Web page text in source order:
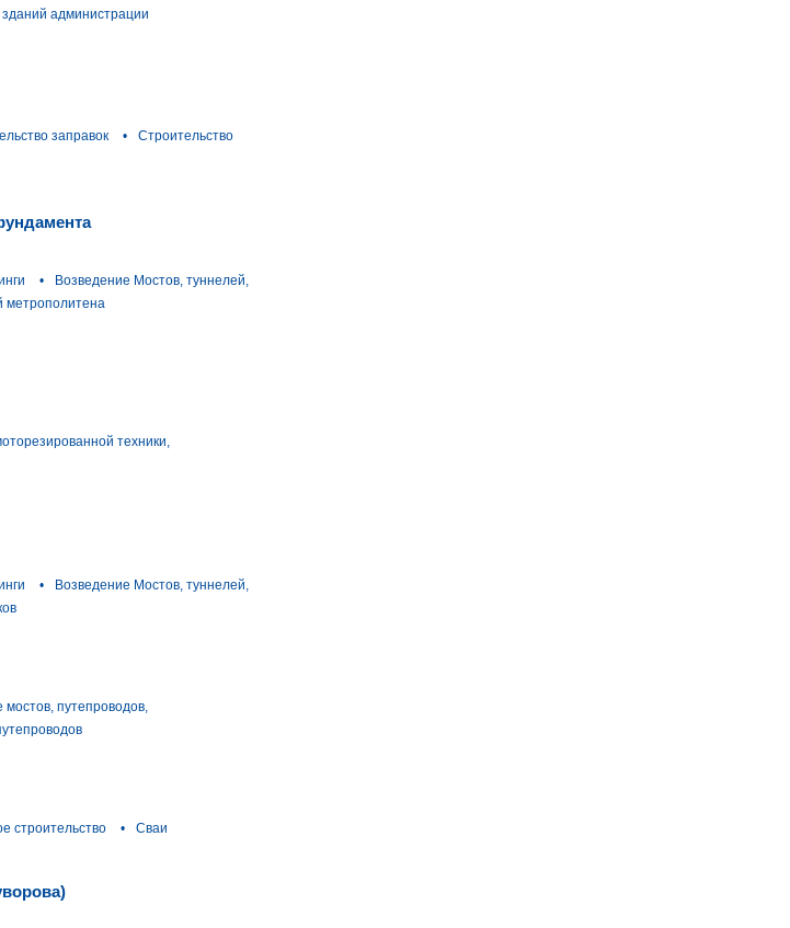
администрации
заправок •
Строительство
•
Возведение Мостов, туннелей,
метрополитена
техники,
•
Возведение Мостов, туннелей,
мостов, путепроводов,
строительство •
Сваи